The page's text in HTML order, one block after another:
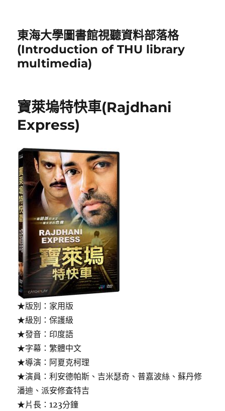
東海大學圖書館視聽資料部落格
(Introduction of THU library
multimedia)
寶萊塢特快車(Rajdhani
Express)
★版別：家用版
★級別：保護級
★發音：印度語
★字幕：繁體中文
★導演：阿夏克柯理
★演員：利安德帕斯、吉米瑟奇、普嘉波絲、蘇丹修
潘迪、派安修査特吉
★片長：123分鐘